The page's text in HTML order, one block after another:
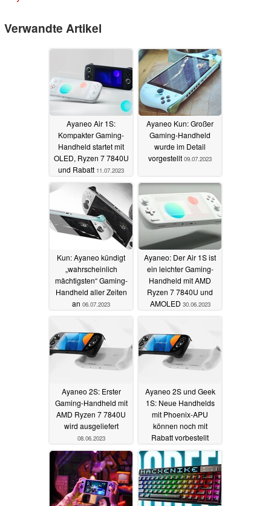
Verwandte Artikel
Ayaneo Air 1S:
Kompakter Gaming-
Handheld startet mit
OLED, Ryzen 7 7840U
und Rabatt 11.07.2023
Ayaneo Kun: Großer
Gaming-Handheld
wurde im Detail
vorgestellt 09.07.2023
Kun: Ayaneo kündigt
„wahrscheinlich
mächtigsten“ Gaming-
Handheld aller Zeiten
an 06.07.2023
Ayaneo: Der Air 1S ist
ein leichter Gaming-
Handheld mit AMD
Ryzen 7 7840U und
AMOLED 30.06.2023
Ayaneo 2S: Erster
Gaming-Handheld mit
AMD Ryzen 7 7840U
wird ausgeliefert
08.06.2023
Ayaneo 2S und Geek
1S: Neue Handhelds
mit Phoenix-APU
können noch mit
Rabatt vorbestellt
werden31.05.2023